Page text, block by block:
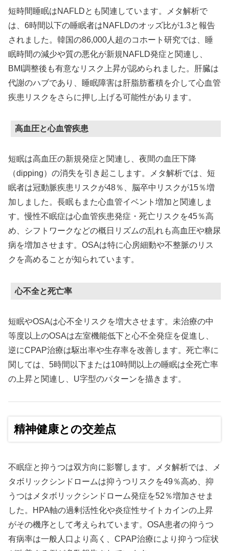
短時間睡眠はNAFLDとも関連しています。メタ解析で
は、6時間以下の睡眠者はNAFLDのオッズ比が1.3と報告
されました。韓国の86,000人超のコホート研究では、睡
眠時間の減少や質の悪化が新規NAFLD発症と関連し、
BMI調整後も有意なリスク上昇が認められました。肝臓は
代謝のハブであり、睡眠障害は肝脂肪蓄積を介して心血管
疾患リスクをさらに押し上げる可能性があります。
高血圧と心血管疾患
短眠は高血圧の新規発症と関連し、夜間の血圧下降
（dipping）の消失を引き起こします。メタ解析では、短
眠者は冠動脈疾患リスクが48％、脳卒中リスクが15％増
加しました。長眠もまた心血管イベント増加と関連しま
す。慢性不眠症は心血管疾患発症・死亡リスクを45％高
め、シフトワークなどの概日リズムの乱れも高血圧や糖尿
病を増加させます。OSAは特に心房細動や不整脈のリス
クを高めることが知られています。
心不全と死亡率
短眠やOSAは心不全リスクを増大させます。未治療の中
等度以上のOSAは左室機能低下と心不全発症を促進し、
逆にCPAP治療は駆出率や生存率を改善します。死亡率に
関しては、5時間以下または10時間以上の睡眠は全死亡率
の上昇と関連し、U字型のパターンを描きます。
精神健康との交差点
不眠症と抑うつは双方向に影響します。メタ解析では、メ
タボリックシンドロームは抑うつリスクを49％高め、抑
うつはメタボリックシンドローム発症を52％増加させま
した。HPA軸の過剰活性化や炎症性サイトカインの上昇
がその機序として考えられています。OSA患者の抑うつ
有病率は一般人口より高く、CPAP治療により抑うつ症状